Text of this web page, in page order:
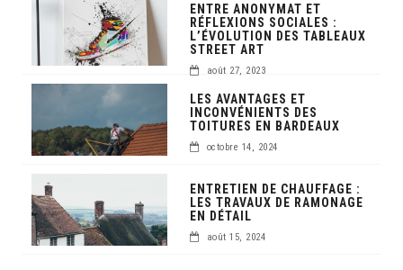
ENTRE ANONYMAT ET
RÉFLEXIONS SOCIALES :
L’ÉVOLUTION DES TABLEAUX
STREET ART
août 27, 2023
LES AVANTAGES ET
INCONVÉNIENTS DES
TOITURES EN BARDEAUX
octobre 14, 2024
ENTRETIEN DE CHAUFFAGE :
LES TRAVAUX DE RAMONAGE
EN DÉTAIL
août 15, 2024